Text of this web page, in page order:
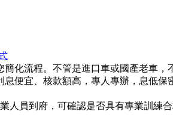
化流程。不管是進口車或國產老車
便宜、核款額高，專人專辦，息低
員到府，可確認是否具有專業訓練合